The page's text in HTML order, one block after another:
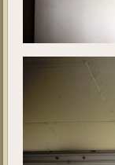
Ebben a galériában
2019. május 21 -